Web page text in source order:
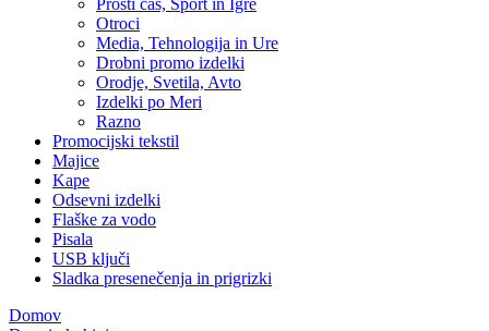
Prosti čas, Šport in Igre
Otroci
Media, Tehnologija in Ure
Drobni promo izdelki
Orodje, Svetila, Avto
Izdelki po Meri
Razno
Promocijski tekstil
Majice
Kape
Odsevni izdelki
Flaške za vodo
Pisala
USB ključi
Sladka presenečenja in prigrizki
Domov